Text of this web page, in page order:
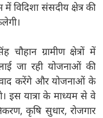
में विदिशा संसदीय क्षेत्र की
चौहान ग्रामीण क्षेत्रों में
जा रही योजनाओं की
करेंगे और योजनाओं के
इस यात्रा के माध्यम से वे
कृषि सुधार, रोजगार